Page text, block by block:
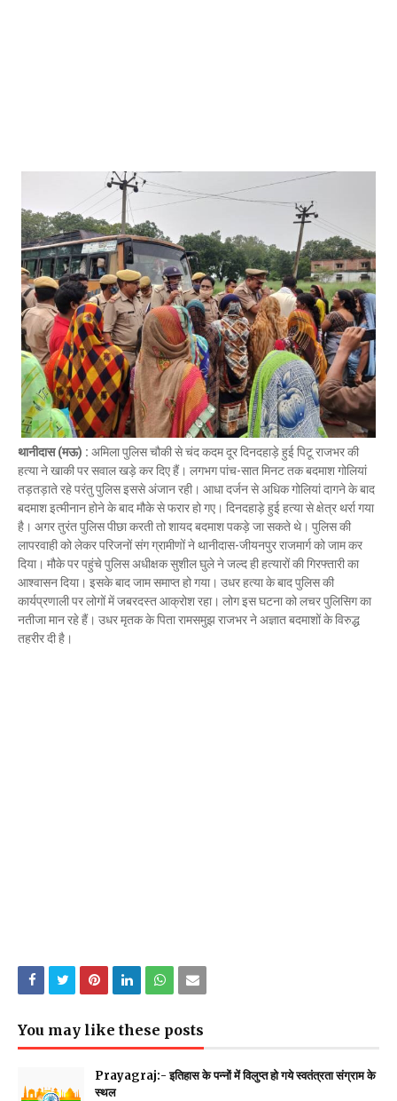
Mau Beat Media-Dec 24 2022
Mau:-यूपी में अब रात 11.00 बजे के बाद नहीं चलेंगी रोडवेज बसें
Mau Beat Media
Mau:- V-Mart को जिला प्रशासन ने किया सील
Mau Beat Media-Dec 19 2022
Mau:-माफिया मुख्तार अंसारी के सहयोगी रफीक पर बड़ी
Mau Beat Media-Dec 14 2022
Mau:- प्री बोर्ड टापर्स को किया गया सम्मानित
Mau Beat Media -Dec 14 2022
Mau:-जिलाधिकारी ने गुंडा एक्ट के तहत 10 लोगों को किया जिला
Mau Beat Media -Dec 10 2022
Mau:-मऊ के काजीटोला निवासी गौरव वर्मा बने आइएएस
Mau Beat Media -Dec 06 2022
Mau:-शिव धनुष भंग,राम बारात कल
Mau Beat Media-Nov 28 2022
Mau:-जांच में 74 खाद्य नमूनों में 19 में मिली मिलावट
Mau Beat Media-Nov 15 2022
Mau:-जिला पंचायत सदस्य प्रतिनिधि को बनाया बंधक
Mau Beat Media-Nov 14 2022
Mau:-सांप को हाथ में लपेटे में पहुंचा युवक अस्पताल, मची अफरा
Mau Beat Media Nov 14 2022
Prayagraj:- इतिहास के पन्नों में विलुप्त हो गये स्वतंत्रता
Mau Beat Media-Sep 22 2024
थानीदास (मऊ) : अमिला पुलिस चौकी से चंद कदम दूर दिनदहाड़े हुई पिटू राजभर की
हत्या ने खाकी पर सवाल खड़े कर दिए हैं। लगभग पांच-सात मिनट तक बदमाश गोलियां
तड़तड़ाते रहे परंतु पुलिस इससे अंजान रही। आधा दर्जन से अधिक गोलियां दागने के बाद
बदमाश इत्मीनान होने के बाद मौके से फरार हो गए। दिनदहाड़े हुई हत्या से क्षेत्र थर्रा गया
है। अगर तुरंत पुलिस पीछा करती तो शायद बदमाश पकड़े जा सकते थे। पुलिस की
लापरवाही को लेकर परिजनों संग ग्रामीणों ने थानीदास-जीयनपुर राजमार्ग को जाम कर
दिया। मौके पर पहुंचे पुलिस अधीक्षक सुशील घुले ने जल्द ही हत्यारों की गिरफ्तारी का
आश्वासन दिया। इसके बाद जाम समाप्त हो गया। उधर हत्या के बाद पुलिस की
कार्यप्रणाली पर लोगों में जबरदस्त आक्रोश रहा। लोग इस घटना को लचर पुलिसिग का
नतीजा मान रहे हैं। उधर मृतक के पिता रामसमुझ राजभर ने अज्ञात बदमाशों के विरुद्ध
तहरीर दी है।
You may like these posts
Prayagraj:- इतिहास के पन्नों में विलुप्त हो गये स्वतंत्रता संग्राम के
स्थल